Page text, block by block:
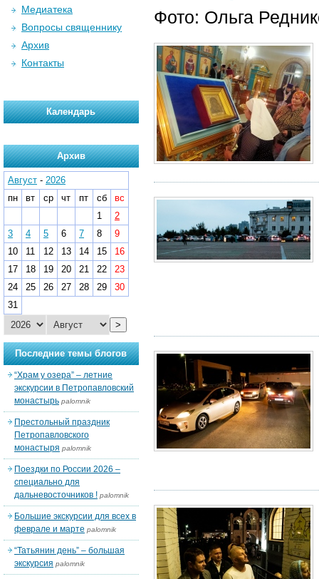
Фото: Ольга
Медиатека
Вопросы священнику
Архив
Контакты
Календарь
Архив
Август - 2026
пн
вт ср чт пт сб
вс
1
2
3
4 5 6 7 8
9
10
11 12 13 14 15
16
17
18 19 20 21 22
23
24
25 26 27 28 29
30
31
>
Последние темы блогов
“Храм у озера” – летние
экскурсии в Петропавловский
монастырь palomnik
Престольный праздник
Петропавловского
монастыря palomnik
Поездки по России 2026 –
специально для
дальневосточников ! palomnik
Большие экскурсии для всех в
феврале и марте palomnik
“Татьянин день” – большая
экскурсия palomnik